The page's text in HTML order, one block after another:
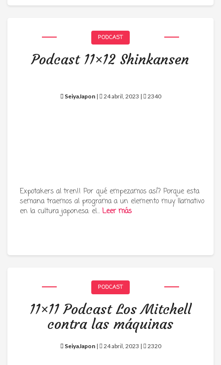
PODCAST
Podcast 11×12 Shinkansen
SeiyaJapon| 24 abril, 2023 | 2340
Expotakers al tren!! Por qué empezamos así? Porque esta
semana traemos al programa a un elemento muy llamativo
en la cultura japonesa: el… Leer más
PODCAST
11×11 Podcast Los Mitchell
contra las máquinas
SeiyaJapon| 24 abril, 2023 | 2320